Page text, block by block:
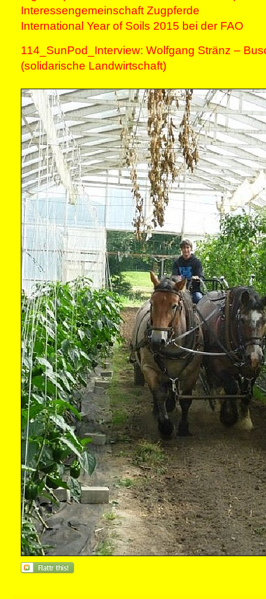
Interessengemeinschaft Zugpferde
International Year of Soils 2015 bei der FAO
114_SunPod_Interview: Wolfgang Stränz –
(solidarische Landwirtschaft)